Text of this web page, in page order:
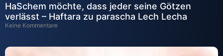
HaSchem möchte, dass jeder seine Götzen
verlässt – Haftara zu parascha Lech Lecha
Keine Kommentare